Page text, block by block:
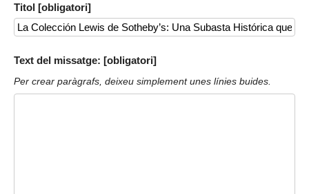
Titol [obligatori]
Text del missatge: [obligatori]
Per crear paràgrafs, deixeu simplement unes línies buides.